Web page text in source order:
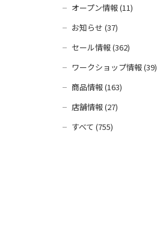
オープン情報 (11)
お知らせ (37)
セール情報 (362)
ワークショップ情報 (39)
商品情報 (163)
店舗情報 (27)
すべて (755)